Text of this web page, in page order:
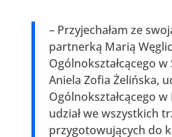
– Przyjechałam ze
partnerką Marią
Ogólnokształcącego w
Aniela Zofia Żelińska,
Ogólnokształcącego w
udział we wszystkich
przygotowujących do